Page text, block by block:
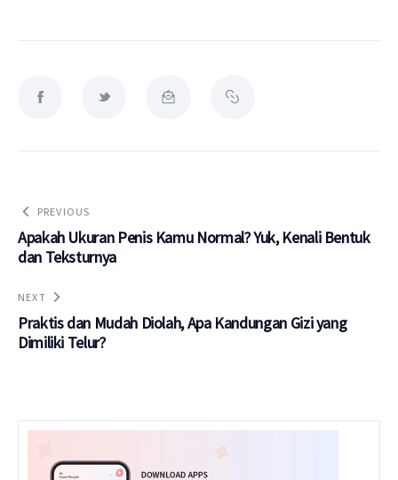
PREVIOUS
Apakah Ukuran Penis Kamu Normal? Yuk, Kenali Bentuk
dan Teksturnya
NEXT
Praktis dan Mudah Diolah, Apa Kandungan Gizi yang
Dimiliki Telur?